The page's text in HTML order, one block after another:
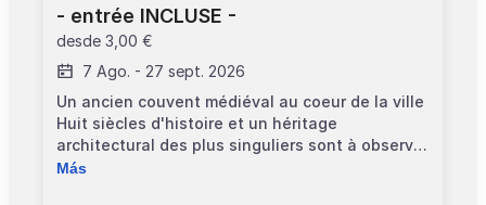
- entrée INCLUSE -
desde 3,00 €
7 Ago. - 27 sept. 2026
Un ancien couvent médiéval au coeur de la ville
Huit siècles d'histoire et un héritage
architectural des plus singuliers sont à observer
au Couvent des Jacobins de Toulouse. Du 13e
Más